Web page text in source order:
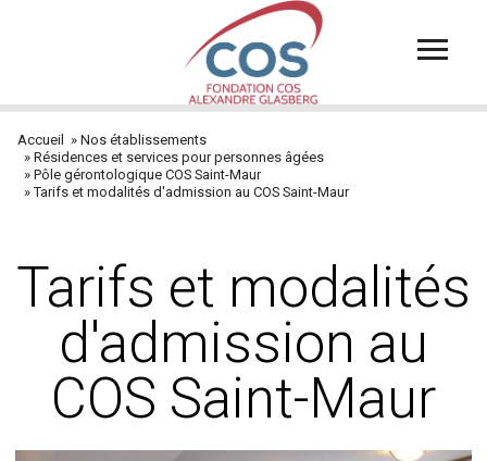
principal
Fil
d'Ariane
Accueil
Nos établissements
Résidences et services pour personnes âgées
Pôle gérontologique COS Saint-Maur
Tarifs et modalités d'admission au COS Saint-Maur
Tarifs et modalités
d'admission au
COS Saint-Maur